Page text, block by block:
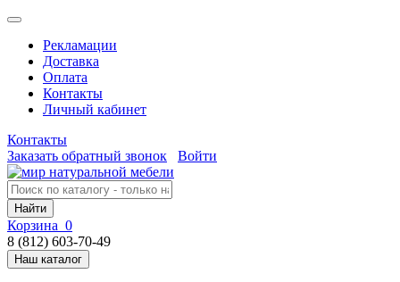
Рекламации
Доставка
Оплата
Контакты
Личный кабинет
Контакты
Заказать обратный звонок
Войти
Найти
Корзина 0
8 (812) 603-70-49
Наш каталог